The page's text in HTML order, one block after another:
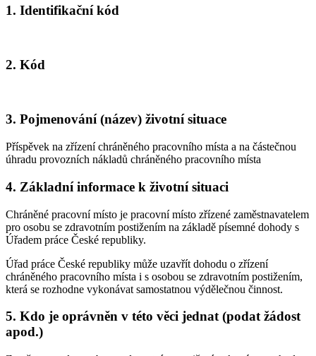
1. Identifikační kód
2. Kód
3. Pojmenování (název) životní situace
Příspěvek na zřízení chráněného pracovního místa a na částečnou
úhradu provozních nákladů chráněného pracovního místa
4. Základní informace k životní situaci
Chráněné pracovní místo je pracovní místo zřízené zaměstnavatelem
pro osobu se zdravotním postižením na základě písemné dohody s
Úřadem práce České republiky.
Úřad práce České republiky může uzavřít dohodu o zřízení
chráněného pracovního místa i s osobou se zdravotním postižením,
která se rozhodne vykonávat samostatnou výdělečnou činnost.
5. Kdo je oprávněn v této věci jednat (podat žádost
apod.)